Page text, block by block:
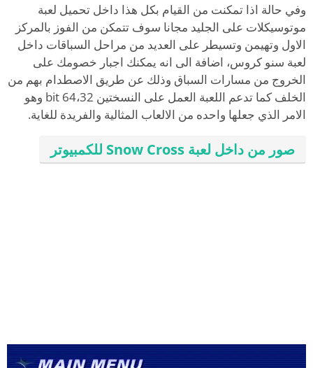
وفي حالة اذا تمكنت من القيام بكل هذا داخل تحميل لعبة
موتوسيكلات على الجليد مجانا سوف تتمكن من الفوز بالمركز
الاول وتهيمن وتسيطر على العديد من مراحل السباقات داخل
لعبة سنو كروس، اضافة الى انه يمكنك اجبار خصومك على
الخروج من مسارات السباق وذلك عن طريق الاصطدام بهم من
الخلف كما تدعم اللعبة العمل على النسختين 64،32 bit وهو
الامر الذي جعلها واحده من الالعاب المثالية والفريدة للغاية.
صور من داخل لعبة Snow Cross للكمبيوتر